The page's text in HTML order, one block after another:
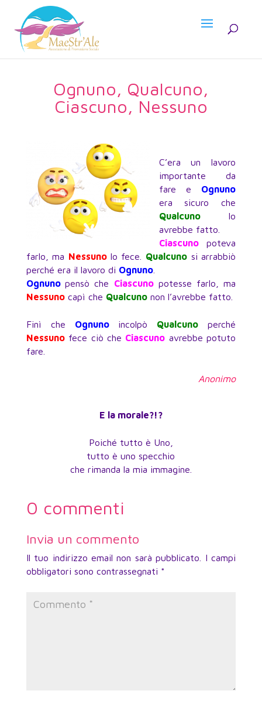
Ognuno, Qualcuno,
Ciascuno, Nessuno
C’era un lavoro
importante da
fare e Ognuno
era sicuro che
Qualcunolo
avrebbe fatto.
Ciascunopoteva
farlo, ma Nessuno lo fece. Qualcunosi arrabbiò
perché era il lavoro di Ognuno.
Ognuno pensò che Ciascunopotesse farlo, ma
Nessunocapì che Qualcunonon l’avrebbe fatto.
Finì che Ognunoincolpò Qualcuno perché
Nessunofece ciò che Ciascuno avrebbe potuto
fare.
Anonimo
E la morale?!?
Poiché tutto è Uno,
tutto è uno specchio
che rimanda la mia immagine.
0 commenti
Invia un commento
Il tuo indirizzo email non sarà pubblicato.
I campi
obbligatori sono contrassegnati *